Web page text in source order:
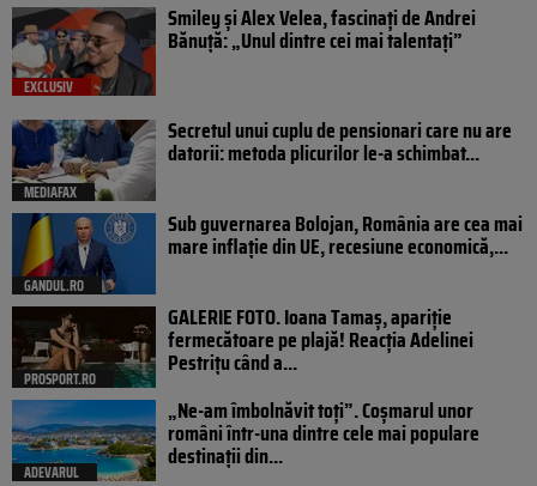
EXCLUSIV
Smiley și Alex Velea, fascinați de Andrei
Bănuță: „Unul dintre cei mai talentați”
MEDIAFAX
Secretul unui cuplu de pensionari care nu are
datorii: metoda plicurilor le-a schimbat...
GANDUL.RO
Sub guvernarea Bolojan, România are cea mai
mare inflație din UE, recesiune economică,...
PROSPORT.RO
GALERIE FOTO. Ioana Tamaş, apariție
fermecătoare pe plajă! Reacția Adelinei
Pestrițu când a...
ADEVARUL
„Ne-am îmbolnăvit toți”. Coșmarul unor
români într-una dintre cele mai populare
destinații din...